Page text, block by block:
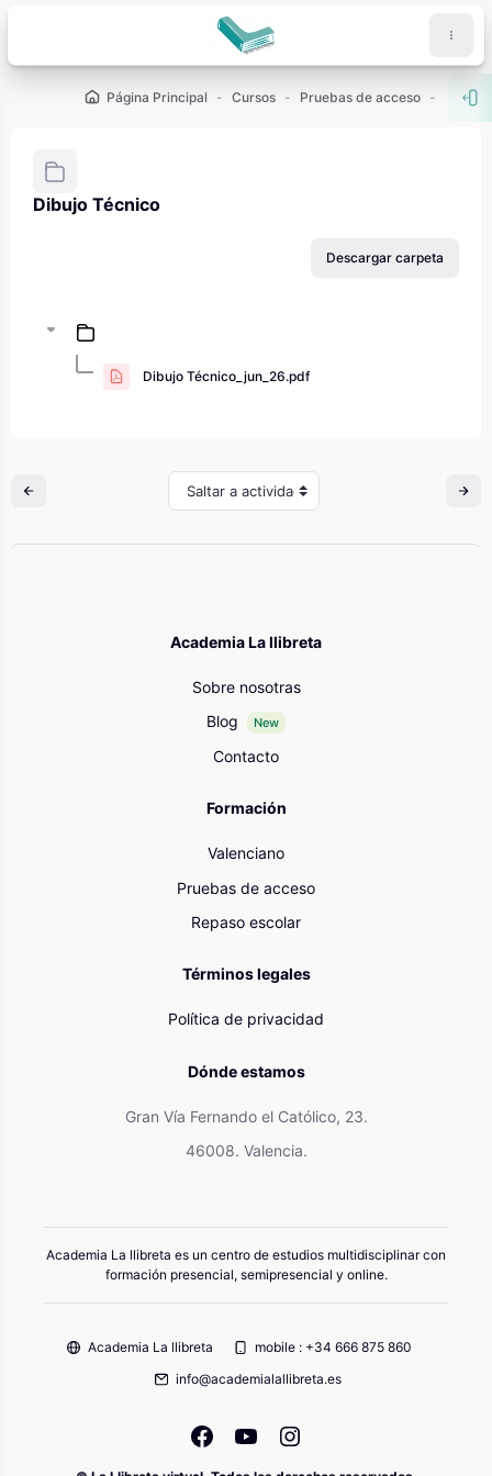
Página Principal Cursos Pruebas de acceso PAU -
Dibujo Técnico
Descargar carpeta
Dibujo Técnico_jun_26.pdf
Saltar a actividad
Academia La llibreta
Sobre nosotras
Blog
New
Contacto
Formación
Valenciano
Pruebas de acceso
Repaso escolar
Términos legales
Política de privacidad
Dónde estamos
Gran Vía Fernando el Católico, 23.
46008. Valencia.
Academia La llibreta es un centro de estudios multidisciplinar con
formación presencial, semipresencial y online.
Academia La llibreta
mobile : +34 666 875 860
info@academialallibreta.es